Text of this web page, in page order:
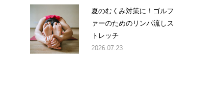
夏のむくみ対策に！ゴルフ
ァーのためのリンパ流しス
トレッチ
2026.07.23